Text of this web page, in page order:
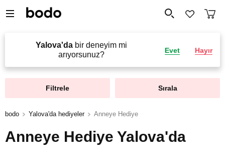
Yalova'dabir deneyim mi
arıyorsunuz?
Evet Hayır
Filtrele Sırala
bodo Yalova'da hediyeler Anneye Hediye
Anneye Hediye Yalova'da